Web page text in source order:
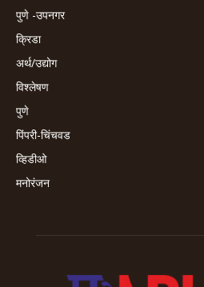
पुणे -उपनगर
क्रिडा
अर्थ/उद्योग
विश्लेषण
पुणे
पिंपरी-चिंचवड
व्हिडीओ
मनोरंजन